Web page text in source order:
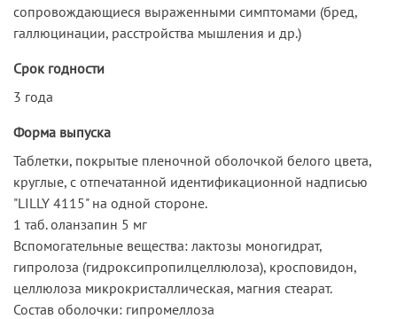
сопровождающиеся выраженными симптомами (бред,
галлюцинации, расстройства мышления и др.)
Срок годности
3 года
Форма выпуска
Таблетки, покрытые пленочной оболочкой белого цвета,
круглые, с отпечатанной идентификационной надписью
"LILLY 4115" на одной стороне.
1 таб. оланзапин 5 мг
Вспомогательные вещества: лактозы моногидрат,
гипролоза (гидроксипропилцеллюлоза), кросповидон,
целлюлоза микрокристаллическая, магния стеарат.
Состав оболочки: гипромеллоза